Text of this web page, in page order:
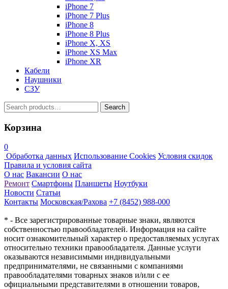
iPhone 7
iPhone 7 Plus
iPhone 8
iPhone 8 Plus
iPhone X, XS
iPhone XS Max
iPhone XR
Кабели
Наушники
СЗУ
Search
for:
Search
Корзина
0
Обработка данных Использование Cookies Условия скидок
Правила и условия сайта
О нас Вакансии О нас
Ремонт Смартфоны Планшеты Ноутбуки
Новости Статьи
Контакты Московская/Рахова +7 (8452) 988-000
* - Все зарегистрированные товарные знаки, являются
собственностью правообладателей. Информация на сайте
носит ознакомительный характер о предоставляемых услугах
относительно техники правообладателя. Данные услуги
оказываются независимыми индивидуальными
предпринимателями, не связанными с компаниями
правообладателями товарных знаков и/или с ее
официальными представителями в отношении товаров,